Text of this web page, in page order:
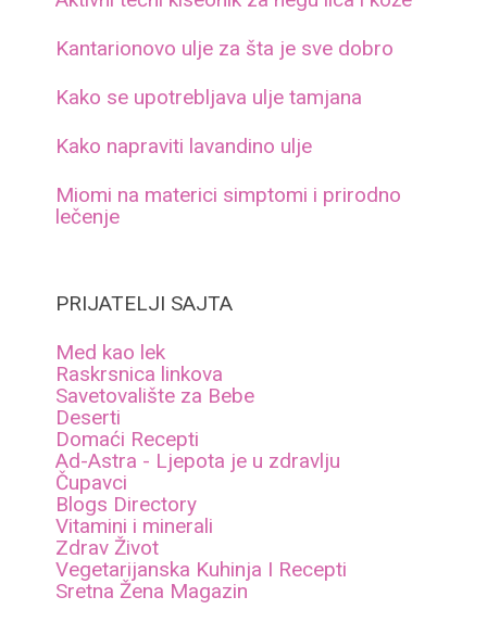
Kantarionovo ulje za šta je sve dobro
Kako se upotrebljava ulje tamjana
Kako napraviti lavandino ulje
Miomi na materici simptomi i prirodno
lečenje
PRIJATELJI SAJTA
Med kao lek
Raskrsnica linkova
Savetovalište za Bebe
Deserti
Domaći Recepti
Ad-Astra - Ljepota je u zdravlju
Čupavci
Blogs Directory
Vitamini i minerali
Zdrav Život
Vegetarijanska Kuhinja I Recepti
Sretna Žena Magazin